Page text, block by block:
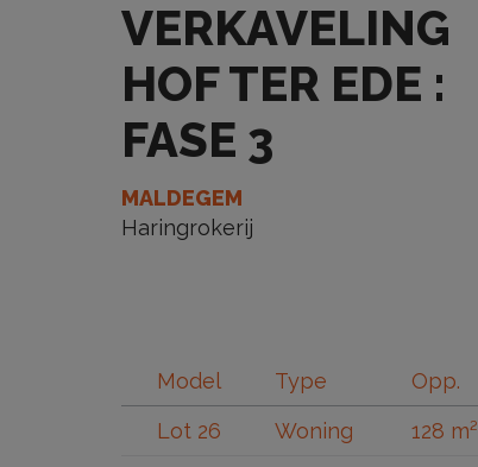
VERKAVELING
HOF TER EDE :
FASE 3
MALDEGEM
Haringrokerij
Model Type Opp.
Lot 26
Woning 128 m²